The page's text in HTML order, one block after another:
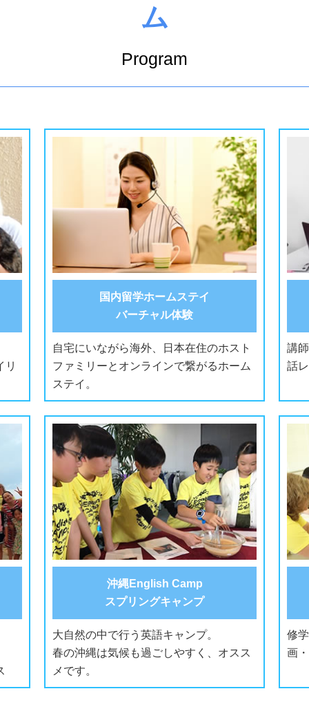
ム
Program
リ
国内留学ホームステイ
バーチャル体験
自宅にいながら海外、日本在住のホスト
ファミリーとオンラインで繋がるホーム
ステイ。
講
話
沖縄English Camp
スプリングキャンプ
大自然の中で行う英語キャンプ。
春の沖縄は気候も過ごしやすく、オスス
メです。
修
画